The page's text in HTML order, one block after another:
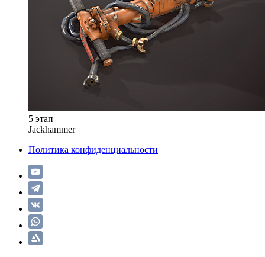
5 этап
Jackhammer
Политика конфиденциальности